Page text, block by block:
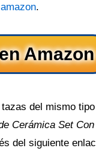
.
del mismo
Cerámica Set
del siguiente